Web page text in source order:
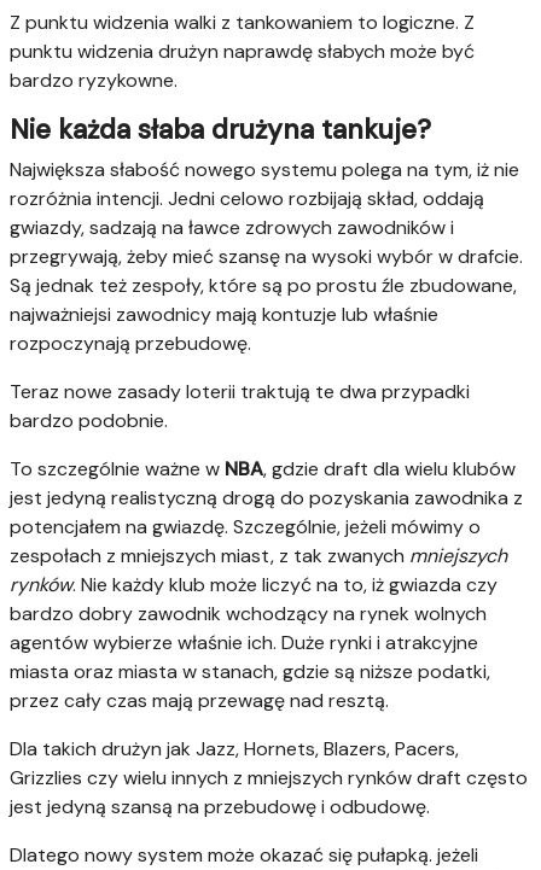
Z punktu widzenia walki z tankowaniem to logiczne. Z
punktu widzenia drużyn naprawdę słabych może być
bardzo ryzykowne.
Nie każda słaba drużyna tankuje?
Największa słabość nowego systemu polega na tym, iż nie
rozróżnia intencji. Jedni celowo rozbijają skład, oddają
gwiazdy, sadzają na ławce zdrowych zawodników i
przegrywają, żeby mieć szansę na wysoki wybór w drafcie.
Są jednak też zespoły, które są po prostu źle zbudowane,
najważniejsi zawodnicy mają kontuzje lub właśnie
rozpoczynają przebudowę.
Teraz nowe zasady loterii traktują te dwa przypadki
bardzo podobnie.
To szczególnie ważne w NBA, gdzie draft dla wielu klubów
jest jedyną realistyczną drogą do pozyskania zawodnika z
potencjałem na gwiazdę. Szczególnie, jeżeli mówimy o
zespołach z mniejszych miast, z tak zwanych mniejszych
rynków. Nie każdy klub może liczyć na to, iż gwiazda czy
bardzo dobry zawodnik wchodzący na rynek wolnych
agentów wybierze właśnie ich. Duże rynki i atrakcyjne
miasta oraz miasta w stanach, gdzie są niższe podatki,
przez cały czas mają przewagę nad resztą.
Dla takich drużyn jak Jazz, Hornets, Blazers, Pacers,
Grizzlies czy wielu innych z mniejszych rynków draft często
jest jedyną szansą na przebudowę i odbudowę.
Dlatego nowy system może okazać się pułapką. jeżeli